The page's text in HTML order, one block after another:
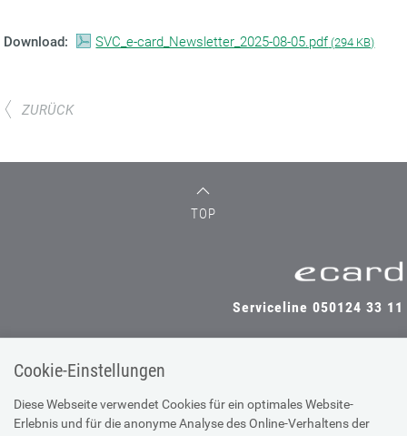
Cookie-Einstellungen
Diese Webseite verwendet Cookies für ein optimales Website-
Erlebnis und für die anonyme Analyse des Online-Verhaltens der
Download: SVC_e-card_Newsletter_2025-08-05.pdf (294 KB)
ZURÜCK
TOP
Serviceline 050124 33 11